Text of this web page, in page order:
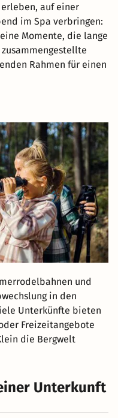
erleben, auf einer
im Spa verbringen:
Momente, die lange
Rahmen für einen
und
in den
Unterkünfte bieten
Freizeitangebote
die Bergwelt
Unterkunft